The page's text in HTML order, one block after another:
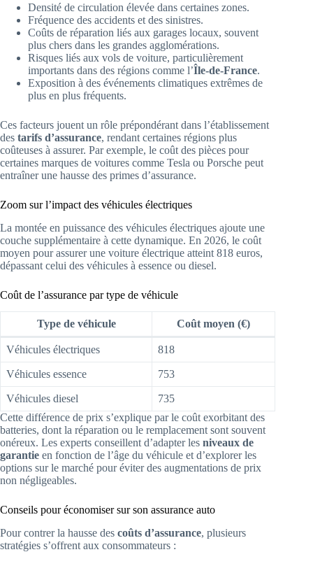
Densité de circulation élevée dans certaines zones.
Fréquence des accidents et des sinistres.
Coûts de réparation liés aux garages locaux, souvent
plus chers dans les grandes agglomérations.
Risques liés aux vols de voiture, particulièrement
importants dans des régions comme l’Île-de-France.
Exposition à des événements climatiques extrêmes de
plus en plus fréquents.
Ces facteurs jouent un rôle prépondérant dans l’établissement
des tarifs d’assurance, rendant certaines régions plus
coûteuses à assurer. Par exemple, le coût des pièces pour
certaines marques de voitures comme Tesla ou Porsche peut
entraîner une hausse des primes d’assurance.
Zoom sur l’impact des véhicules électriques
La montée en puissance des véhicules électriques ajoute une
couche supplémentaire à cette dynamique. En 2026, le coût
moyen pour assurer une voiture électrique atteint 818 euros,
dépassant celui des véhicules à essence ou diesel.
Coût de l’assurance par type de véhicule
Type de véhicule Coût moyen (€)
Véhicules électriques 818
Véhicules essence 753
Véhicules diesel
735
Cette différence de prix s’explique par le coût exorbitant des
batteries, dont la réparation ou le remplacement sont souvent
onéreux. Les experts conseillent d’adapter les niveaux de
garantie en fonction de l’âge du véhicule et d’explorer les
options sur le marché pour éviter des augmentations de prix
non négligeables.
Conseils pour économiser sur son assurance auto
Pour contrer la hausse des coûts d’assurance, plusieurs
stratégies s’offrent aux consommateurs :